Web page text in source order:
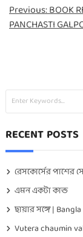
Previous:BOOK
PANCHASTI
RECENT POSTS
রেসকোর্সের পাশের
এমন একটা কান্ড
ছায়ার সঙ্গে |
Vutera chaumin